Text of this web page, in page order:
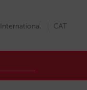
International CAT